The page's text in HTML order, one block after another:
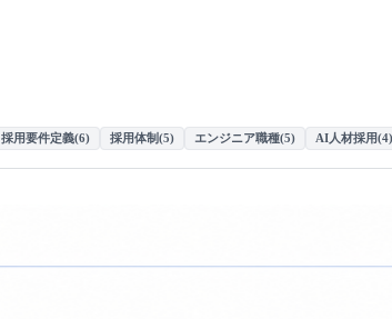
採用要件定義(6) 採用体制(5) エンジニア職種(5) AI人材採用(4)